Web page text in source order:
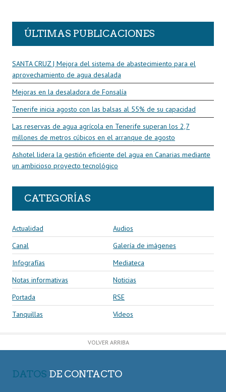
ÚLTIMAS PUBLICACIONES
SANTA CRUZ | Mejora del sistema de abastecimiento para el
aprovechamiento de agua desalada
Mejoras en la desaladora de Fonsalía
Tenerife inicia agosto con las balsas al 55% de su capacidad
Las reservas de agua agrícola en Tenerife superan los 2,7
millones de metros cúbicos en el arranque de agosto
Ashotel lidera la gestión eficiente del agua en Canarias mediante
un ambicioso proyecto tecnológico
CATEGORÍAS
Actualidad
Audios
Canal
Galería de imágenes
Infografías
Mediateca
Notas informativas
Noticias
Portada
RSE
Tanquillas
Vídeos
VOLVER ARRIBA
DATOS DE CONTACTO